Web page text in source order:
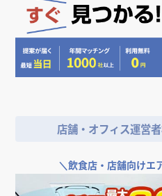
店舗・オフィス運営
＼飲食店・店舗向けエ